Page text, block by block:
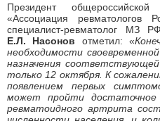
Президент
«Ассоциация ревматологов
специалист-ревматолог МЗ
Е.Л. Насонов отметил: «
необходимости
назначения
только 12 октября. К
появлением первых
может пройти достаточное
ревматоидного артрита